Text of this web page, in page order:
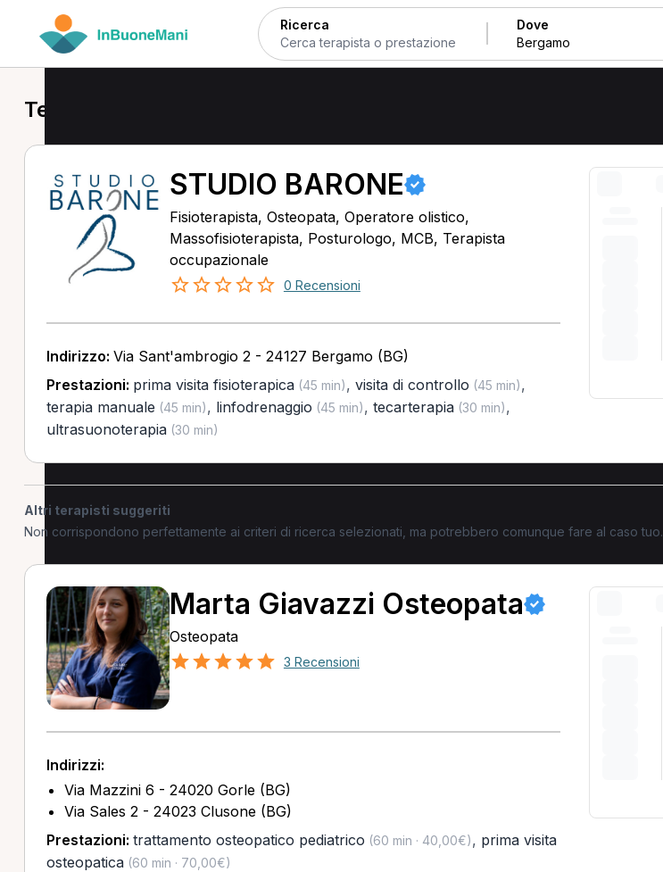
Ricerca Dove
Terapista occupazionale a Bergamo
STUDIO BARONE
Fisioterapista, Osteopata, Operatore olistico,
Massofisioterapista, Posturologo, MCB, Terapista
occupazionale
0 Recensioni
Indirizzo: Via Sant'ambrogio 2 - 24127 Bergamo (BG)
Prestazioni: prima visita fisioterapica(45 min), visita di controllo (45 min),
terapia manuale (45 min), linfodrenaggio (45 min), tecarterapia(30 min),
ultrasuonoterapia(30 min)
Altri terapisti suggeriti
Non corrispondono perfettamente ai criteri di ricerca selezionati, ma potrebbero comunque fare al caso tuo.
Marta Giavazzi Osteopata
Osteopata
3 Recensioni
Indirizzi:
Via Mazzini 6 - 24020 Gorle (BG)
Via Sales 2 - 24023 Clusone (BG)
Prestazioni: trattamento osteopatico pediatrico (60 min · 40,00€), prima visita
osteopatica(60 min · 70,00€)